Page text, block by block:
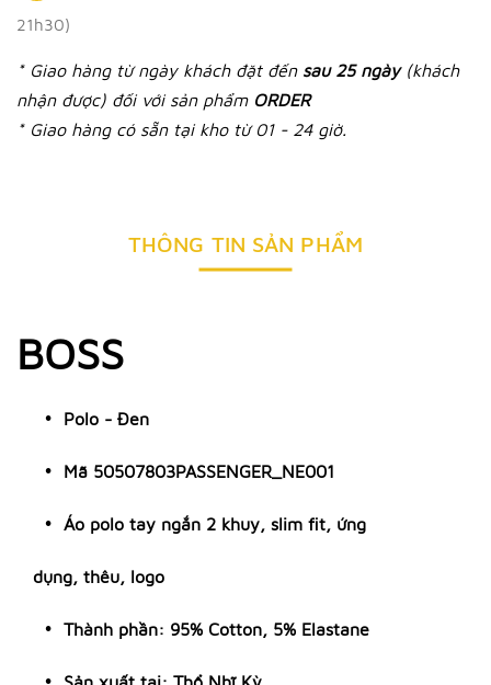
21h30)
* Giao hàng từ ngày khách đặt đến sau 25 ngày (khách
nhận được) đối với sản phẩm ORDER
* Giao hàng có sẵn tại kho từ 01 - 24 giờ.
THÔNG TIN SẢN PHẨM
BOSS
Polo - Đen
Mã 50507803PASSENGER_NE001
Áo polo tay ngắn 2 khuy, slim fit, ứng
dụng, thêu, logo
Thành phần: 95% Cotton, 5% Elastane